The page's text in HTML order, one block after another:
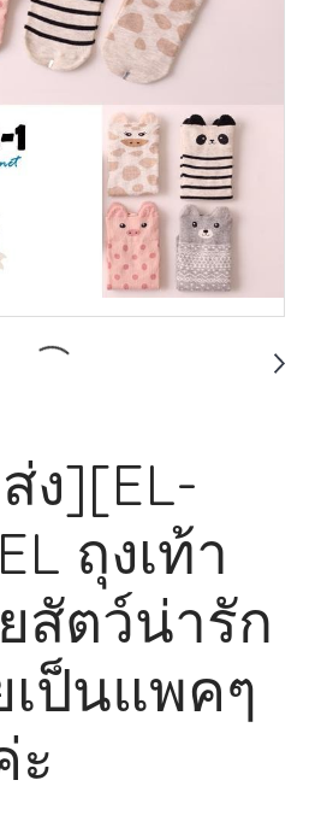
ง][EL-
ถุงเท้า
สัตว์น่ารัก
ป็นแพคๆ
ะ